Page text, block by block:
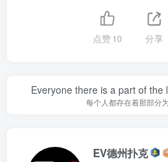
点赞10 分享
Everyone there is a part of the
每个人都存在着那部分
EV德州扑克